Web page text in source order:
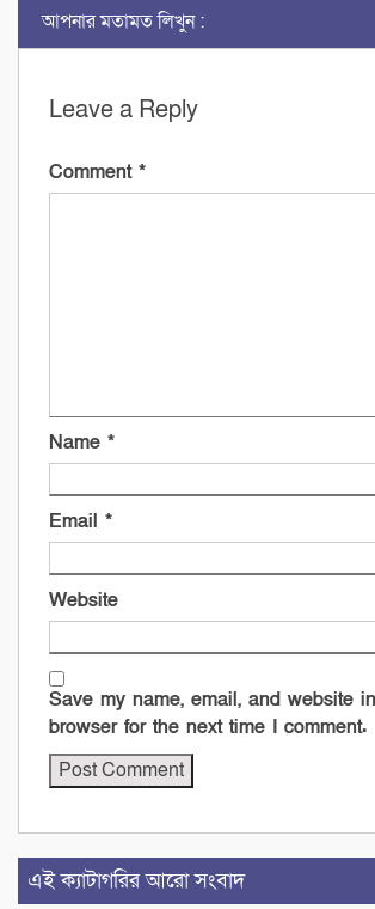
আপনার মতামত লিখুন :
Leave a Reply
Comment *
Name *
Email *
Website
Save my name, email, and website
browser for the next time I comment.
এই ক্যাটাগরির আরো সংবাদ